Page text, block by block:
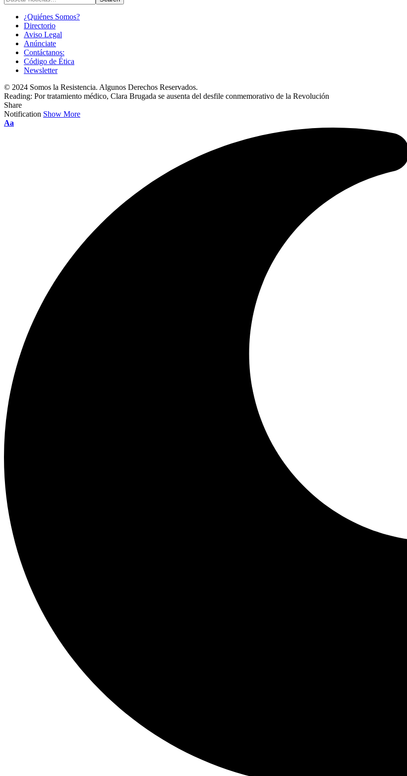
¿Quiénes Somos?
Directorio
Aviso Legal
Anúnciate
Contáctanos:
Código de Ética
Newsletter
© 2024 Somos la Resistencia. Algunos Derechos Reservados.
Reading: Por tratamiento médico, Clara Brugada se ausenta del desfile conmemorativo de la Revolución
Share
Notification Show More
Font
Aa